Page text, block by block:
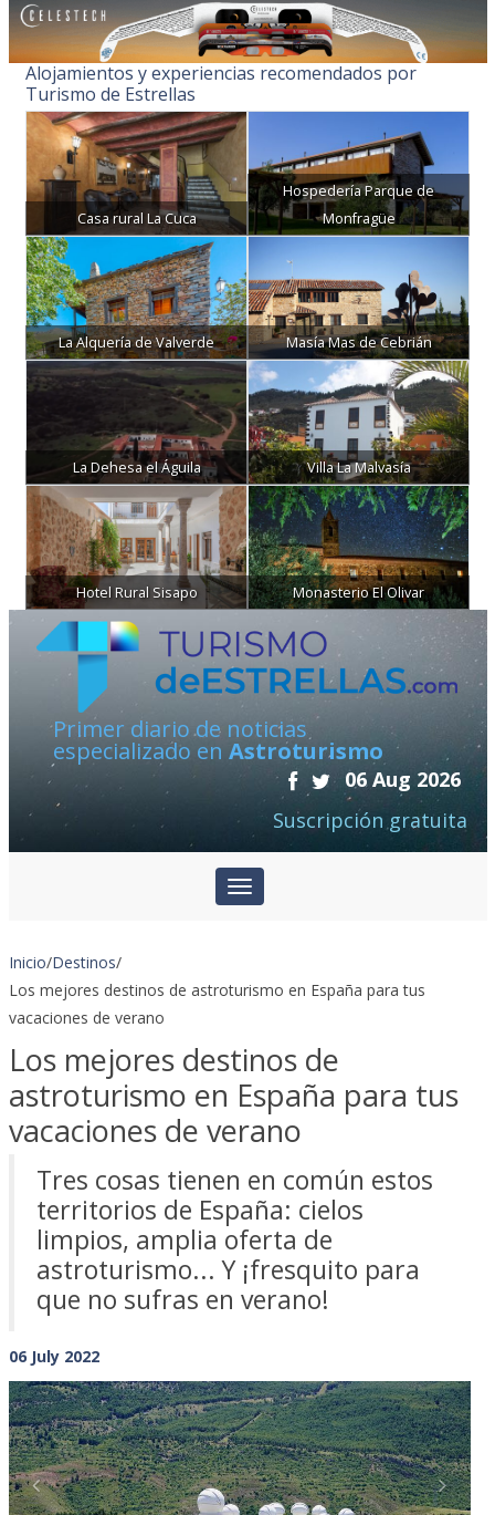
Alojamientos y experiencias recomendados por
Turismo de Estrellas
Casa rural La Cuca
Hospedería Parque de
Monfragüe
La Alquería de Valverde Masía Mas de Cebrián
La Dehesa el Águila Villa La Malvasía
Hotel Rural Sisapo Monasterio El Olivar
Primer diario de noticias
especializado en Astroturismo
06 Aug 2026
Suscripción gratuita
Inicio/Destinos/
Los mejores destinos de astroturismo en España para tus
vacaciones de verano
Los mejores destinos de
astroturismo en España para tus
vacaciones de verano
Tres cosas tienen en común estos
territorios de España: cielos
limpios, amplia oferta de
astroturismo... Y ¡fresquito para
que no sufras en verano!
06 July 2022
Previous Next